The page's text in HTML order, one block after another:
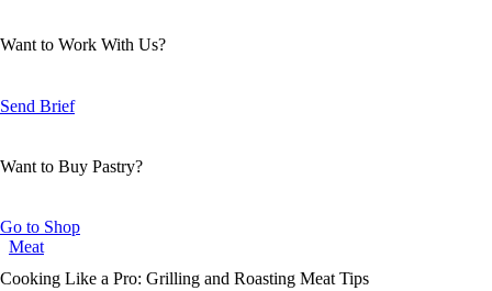
Want to Work With Us?
Send Brief
Want to Buy Pastry?
Go to Shop
Meat
Cooking Like a Pro: Grilling and Roasting Meat Tips